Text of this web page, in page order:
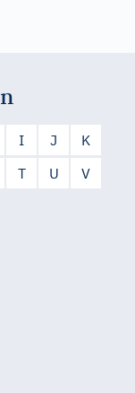
I J
K
T U
V